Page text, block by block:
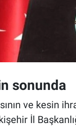
sonunda
ve kesin
İl